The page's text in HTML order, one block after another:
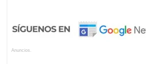
Anuncios.